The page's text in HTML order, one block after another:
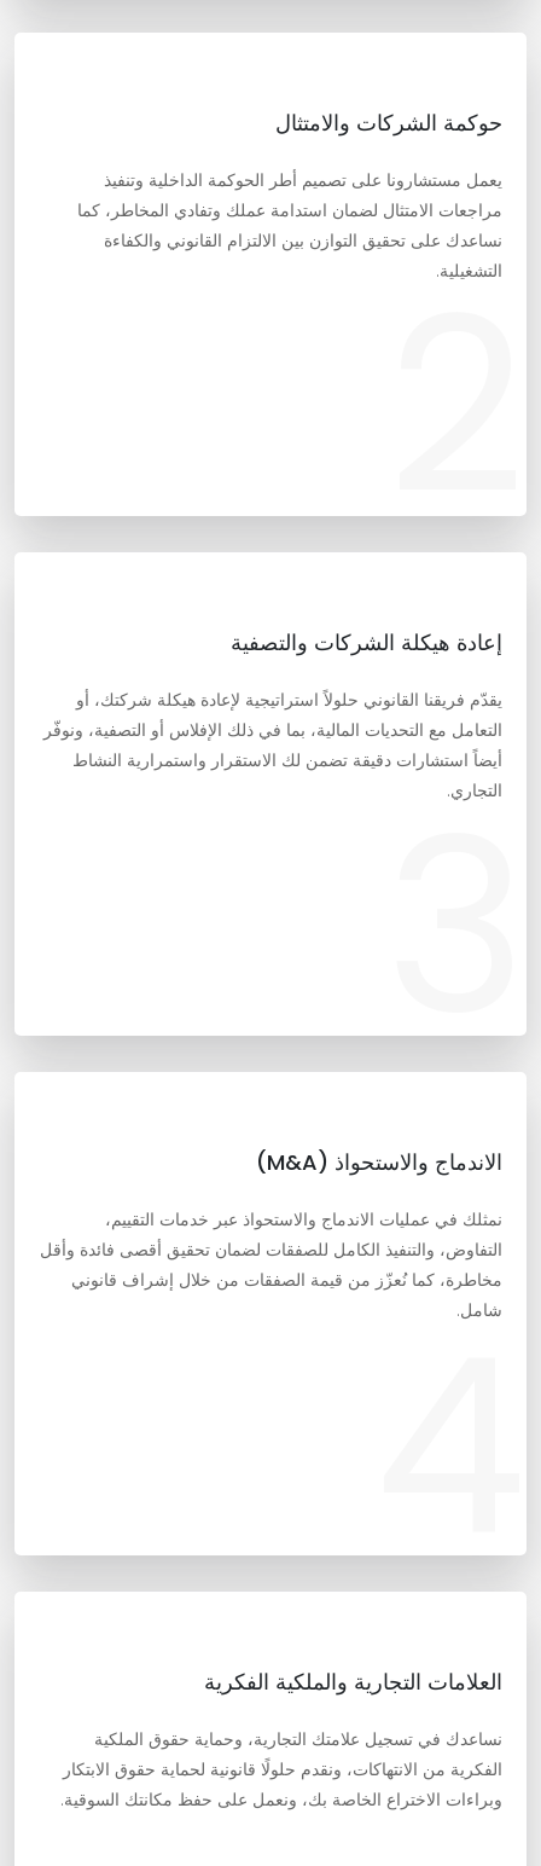
حوكمة الشركات والامتثال
يعمل مستشارونا على تصميم أطر الحوكمة الداخلية وتنفيذ
مراجعات الامتثال لضمان استدامة عملك وتفادي المخاطر، كما
نساعدك على تحقيق التوازن بين الالتزام القانوني والكفاءة
التشغيلية.
إعادة هيكلة الشركات والتصفية
يقدّم فريقنا القانوني حلولاً استراتيجية لإعادة هيكلة شركتك، أو
التعامل مع التحديات المالية، بما في ذلك الإفلاس أو التصفية، ونوفّر
أيضاً استشارات دقيقة تضمن لك الاستقرار واستمرارية النشاط
التجاري.
الاندماج والاستحواذ (M&A)
نمثلك في عمليات الاندماج والاستحواذ عبر خدمات التقييم،
التفاوض، والتنفيذ الكامل للصفقات لضمان تحقيق أقصى فائدة وأقل
مخاطرة، كما نُعزّز من قيمة الصفقات من خلال إشراف قانوني
شامل.
العلامات التجارية والملكية الفكرية
نساعدك في تسجيل علامتك التجارية، وحماية حقوق الملكية
الفكرية من الانتهاكات، ونقدم حلولًا قانونية لحماية حقوق الابتكار
وبراءات الاختراع الخاصة بك، ونعمل على حفظ مكانتك السوقية.